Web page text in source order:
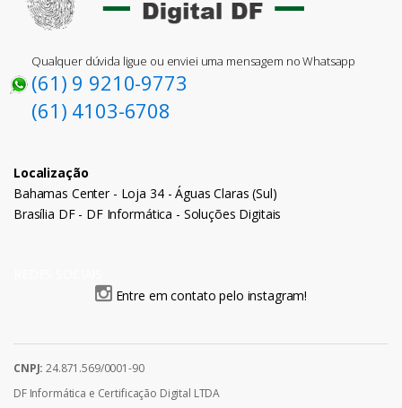
Qualquer dúvida ligue ou enviei uma mensagem no Whatsapp
(61) 9 9210-9773
(61) 4103-6708
Localização
Bahamas Center - Loja 34 - Águas Claras (Sul)
Brasília DF - DF Informática - Soluções Digitais
Entre em contato pelo instagram!
CNPJ: 24.871.569/0001-90
DF Informática e Certificação Digital LTDA